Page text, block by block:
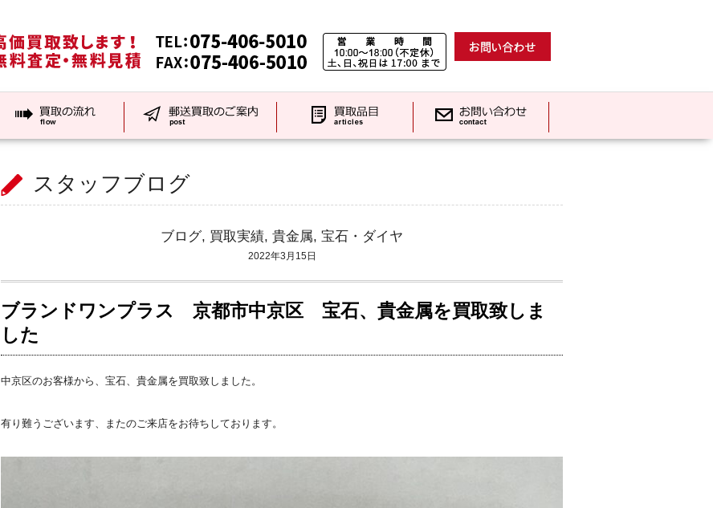
スタッフブログ
ブログ, 買取実績, 貴金属, 宝石・ダイヤ
2022年3月15日
ブランドワンプラス 京都市中京区 宝石、貴金属を買取致しま
した
中京区のお客様から、宝石、貴金属を買取致しました。
有り難うございます、またのご来店をお待ちしております。